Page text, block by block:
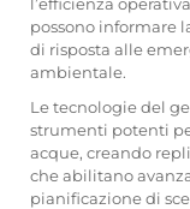
possono informare
di risposta alle
ambientale.
Le tecnologie del
strumenti potenti
acque, creando
che abilitano
pianificazione di